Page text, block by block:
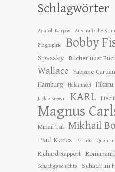
Schlagwörter
Anatoli Karpov Australische
Biographie Bobby
Spassky Bücher über
Wallace
Fabiano
Hamburg
Heldinnen Hikaru
Jackie Brown KARL
Magnus
Mihail Tal Mikhail
Paul Keres Porträt
Richard Rapport
Schachgeschichte Schach im